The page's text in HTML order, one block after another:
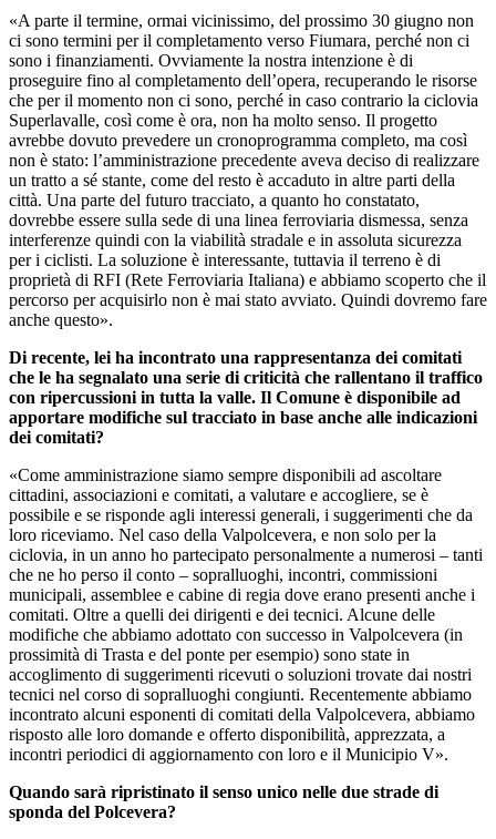
«A parte il termine, ormai vicinissimo, del prossimo 30 giugno non
ci sono termini per il completamento verso Fiumara, perché non ci
sono i finanziamenti. Ovviamente la nostra intenzione è di
proseguire fino al completamento dell’opera, recuperando le risorse
che per il momento non ci sono, perché in caso contrario la ciclovia
Superlavalle, così come è ora, non ha molto senso. Il progetto
avrebbe dovuto prevedere un cronoprogramma completo, ma così
non è stato: l’amministrazione precedente aveva deciso di realizzare
un tratto a sé stante, come del resto è accaduto in altre parti della
città. Una parte del futuro tracciato, a quanto ho constatato,
dovrebbe essere sulla sede di una linea ferroviaria dismessa, senza
interferenze quindi con la viabilità stradale e in assoluta sicurezza
per i ciclisti. La soluzione è interessante, tuttavia il terreno è di
proprietà di RFI (Rete Ferroviaria Italiana) e abbiamo scoperto che il
percorso per acquisirlo non è mai stato avviato. Quindi dovremo fare
anche questo».
Di recente, lei ha incontrato una rappresentanza dei comitati
che le ha segnalato una serie di criticità che rallentano il traffico
con ripercussioni in tutta la valle. Il Comune è disponibile ad
apportare modifiche sul tracciato in base anche alle indicazioni
dei comitati?
«Come amministrazione siamo sempre disponibili ad ascoltare
cittadini, associazioni e comitati, a valutare e accogliere, se è
possibile e se risponde agli interessi generali, i suggerimenti che da
loro riceviamo. Nel caso della Valpolcevera, e non solo per la
ciclovia, in un anno ho partecipato personalmente a numerosi – tanti
che ne ho perso il conto – sopralluoghi, incontri, commissioni
municipali, assemblee e cabine di regia dove erano presenti anche i
comitati. Oltre a quelli dei dirigenti e dei tecnici. Alcune delle
modifiche che abbiamo adottato con successo in Valpolcevera (in
prossimità di Trasta e del ponte per esempio) sono state in
accoglimento di suggerimenti ricevuti o soluzioni trovate dai nostri
tecnici nel corso di sopralluoghi congiunti. Recentemente abbiamo
incontrato alcuni esponenti di comitati della Valpolcevera, abbiamo
risposto alle loro domande e offerto disponibilità, apprezzata, a
incontri periodici di aggiornamento con loro e il Municipio V».
Quando sarà ripristinato il senso unico nelle due strade di
sponda del Polcevera?